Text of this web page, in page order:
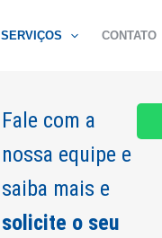
SERVIÇOS CONTATO
Fale com a
nossa equipe e
saiba mais e
solicite o seu